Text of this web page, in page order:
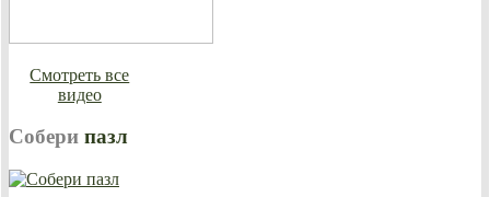
Смотреть все
видео
Собери пазл